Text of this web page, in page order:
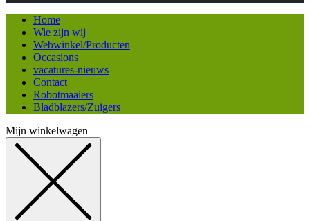
Home
Wie zijn wij
Webwinkel/Producten
Occasions
vacatures-nieuws
Contact
Robotmaaiers
Bladblazers/Zuigers
Mijn winkelwagen